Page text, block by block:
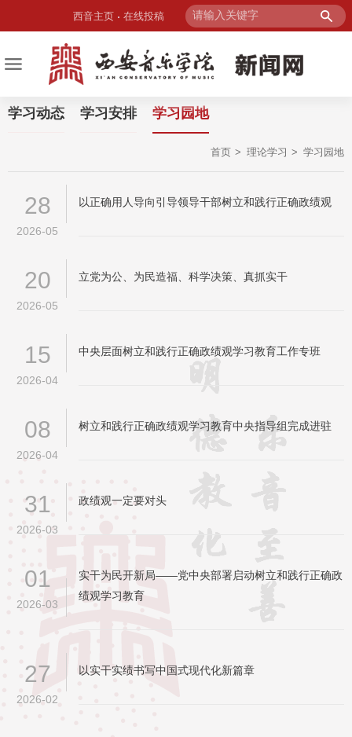
西音主页 在线投稿
学习动态 学习安排 学习园地
首页 理论学习 学习园地
28
2026-05
以正确用人导向引导领导干部树立和践行正确政绩观
20
2026-05
立党为公、为民造福、科学决策、真抓实干
15
2026-04
中央层面树立和践行正确政绩观学习教育工作专班
08
2026-04
树立和践行正确政绩观学习教育中央指导组完成进驻
31
2026-03
政绩观一定要对头
01
2026-03
实干为民开新局——党中央部署启动树立和践行正确政
绩观学习教育
27
2026-02
以实干实绩书写中国式现代化新篇章